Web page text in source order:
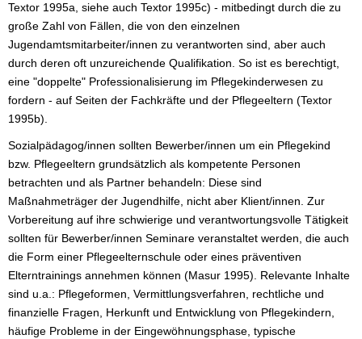
Textor 1995a, siehe auch Textor 1995c) - mitbedingt durch die zu
große Zahl von Fällen, die von den einzelnen
Jugendamtsmitarbeiter/innen zu verantworten sind, aber auch
durch deren oft unzureichende Qualifikation. So ist es berechtigt,
eine "doppelte" Professionalisierung im Pflegekinderwesen zu
fordern - auf Seiten der Fachkräfte und der Pflegeeltern (Textor
1995b).
Sozialpädagog/innen sollten Bewerber/innen um ein Pflegekind
bzw. Pflegeeltern grundsätzlich als kompetente Personen
betrachten und als Partner behandeln: Diese sind
Maßnahmeträger der Jugendhilfe, nicht aber Klient/innen. Zur
Vorbereitung auf ihre schwierige und verantwortungsvolle Tätigkeit
sollten für Bewerber/innen Seminare veranstaltet werden, die auch
die Form einer Pflegeelternschule oder eines präventiven
Elterntrainings annehmen können (Masur 1995). Relevante Inhalte
sind u.a.: Pflegeformen, Vermittlungsverfahren, rechtliche und
finanzielle Fragen, Herkunft und Entwicklung von Pflegekindern,
häufige Probleme in der Eingewöhnungsphase, typische